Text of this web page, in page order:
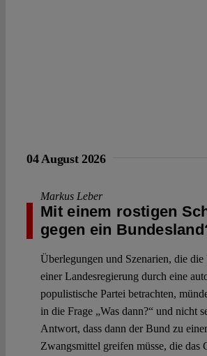
04 August 2026
Markus Leber
Mit einem rostigen
gegen ein
Überlegungen und Szenarien, die die
einer Landesregierung durch eine
populistische Partei betrachten,
in die Frage „Was dann?“ und nicht
Antwort, dass dann der Bund zu
Zwangsmittel greifen müsse, die das